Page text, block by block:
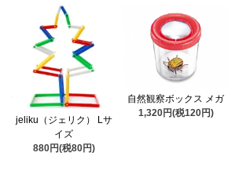
jeliku（ジェリク） Lサ
イズ
880円(税80円)
自然観察ボックス メガ
1,320円(税120円)